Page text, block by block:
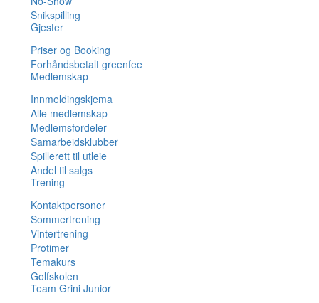
Snikspilling
Gjester
Priser og Booking
Forhåndsbetalt greenfee
Medlemskap
Innmeldingskjema
Alle medlemskap
Medlemsfordeler
Samarbeidsklubber
Spillerett til utleie
Andel til salgs
Trening
Kontaktpersoner
Sommertrening
Vintertrening
Protimer
Temakurs
Golfskolen
Team Grini Junior